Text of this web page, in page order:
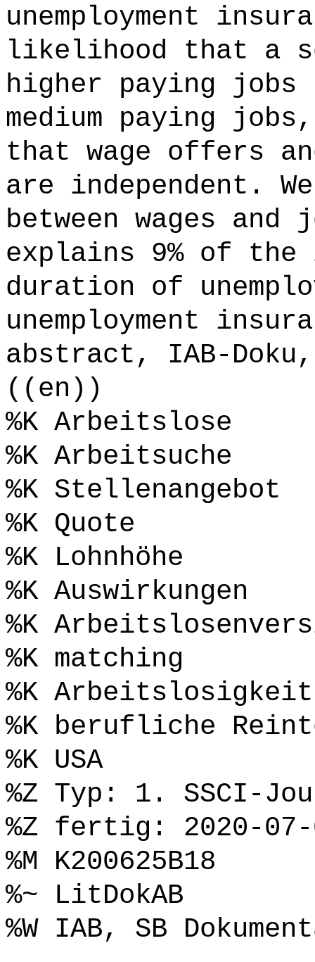
unemployment
likelihood that a
higher paying
medium paying
that wage offers
are independent.
between wages
explains 9% of
duration of
unemployment
abstract, IAB-
((en))
%K Arbeitslose
%K Arbeitsuche
%K Stellenangebot
%K Quote
%K Lohnhöhe
%K Auswirkungen
%K
%K matching
%K
%K berufliche
%K USA
%Z Typ: 1. SSCI-
%Z fertig: 2020-07-
%M K200625B18
%~ LitDokAB
%W IAB, SB